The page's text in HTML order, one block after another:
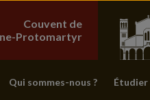
Couvent de
Protomartyr
Qui sommes-nous ? Étudier